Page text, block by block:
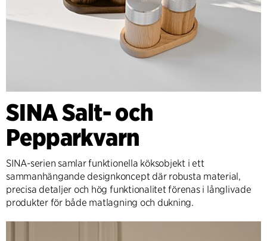
SINA Salt- och
Pepparkvarn
SINA-serien samlar funktionella köksobjekt i ett
sammanhängande designkoncept där robusta material,
precisa detaljer och hög funktionalitet förenas i långlivade
produkter för både matlagning och dukning.